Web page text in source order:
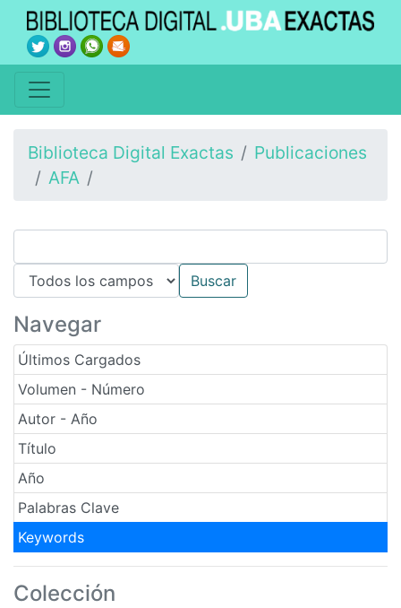
Biblioteca Digital Exactas
Publicaciones
AFA
Navegar
Últimos Cargados
Volumen - Número
Autor - Año
Título
Año
Palabras Clave
Keywords
Colección